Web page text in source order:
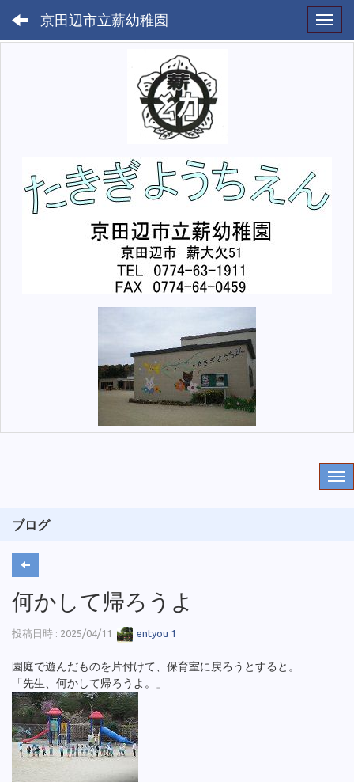
京田辺市立薪幼稚園
ブログ
何かして帰ろうよ
投稿日時 : 2025/04/11 entyou 1
園庭で遊んだものを片付けて、保育室に戻ろうとすると。
「先生、何かして帰ろうよ。」